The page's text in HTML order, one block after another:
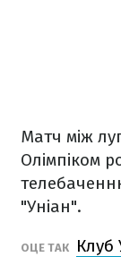
Матч між
Олімпіком
"Уніан".
​ОЦЕ ТАК
Клуб